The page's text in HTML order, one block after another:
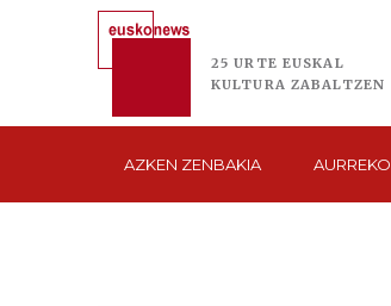
25 URTE EUSKAL
KULTURA ZABALTZEN
AZKEN ZENBAKIA AURREKO